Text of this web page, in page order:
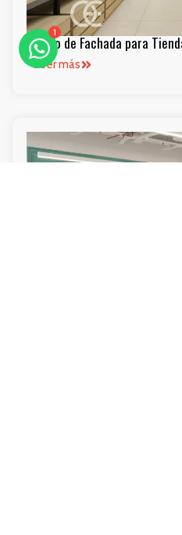
Diseño de Fachada para
Leer más